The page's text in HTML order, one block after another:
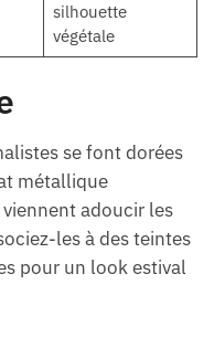
silhouette
végétale
se font dorées
métallique
adoucir les
les à des teintes
pour un look estival